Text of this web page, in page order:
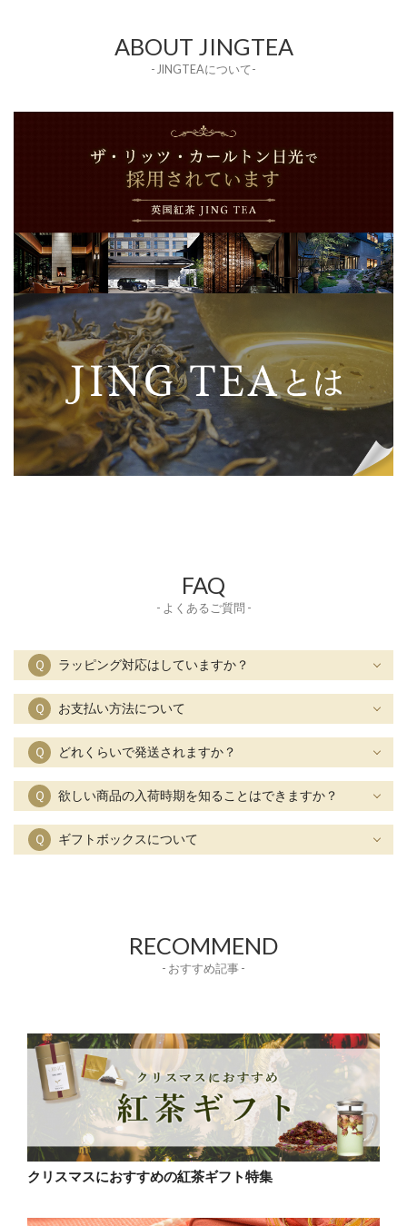
ABOUT JINGTEA
- JINGTEAについて-
FAQ
- よくあるご質問 -
Ｑ ラッピング対応はしていますか？
Ｑ お支払い方法について
Ｑ どれくらいで発送されますか？
Ｑ 欲しい商品の入荷時期を知ることはできますか？
Ｑ ギフトボックスについて
RECOMMEND
- おすすめ記事 -
クリスマスにおすすめの紅茶ギフト特集